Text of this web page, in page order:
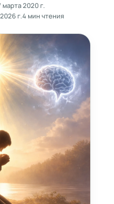
марта 2020 г.
г.4 мин чтения